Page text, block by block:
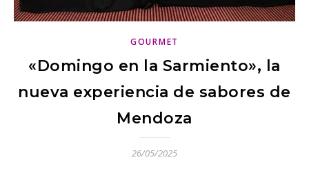
GOURMET
«Domingo en la Sarmiento», la
nueva experiencia de sabores de
Mendoza
26/05/2025